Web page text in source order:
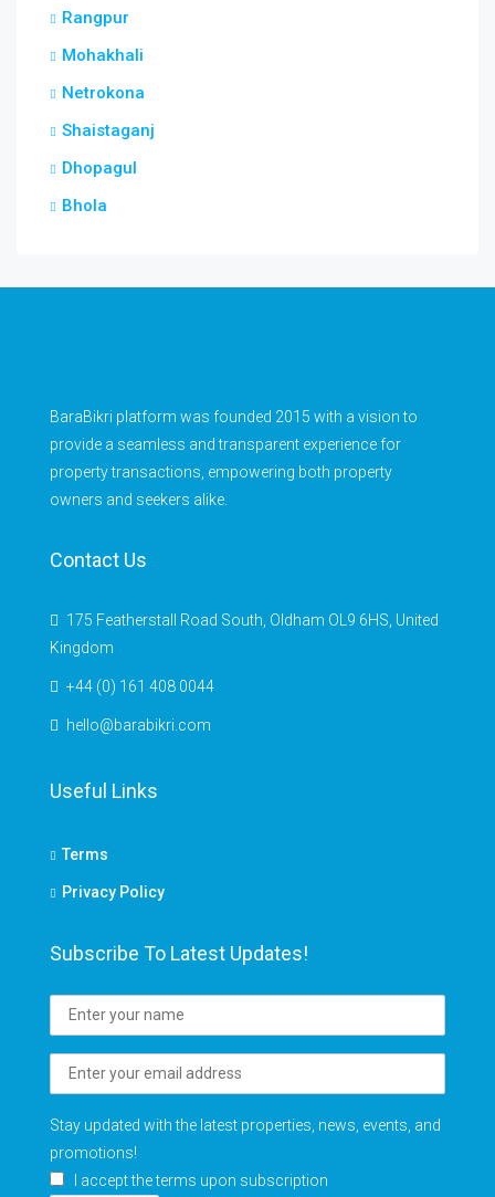
Rangpur
Mohakhali
Netrokona
Shaistaganj
Dhopagul
Bhola
BaraBikri platform was founded 2015 with a vision to
provide a seamless and transparent experience for
property transactions, empowering both property
owners and seekers alike.
Contact Us
175 Featherstall Road South, Oldham OL9 6HS, United
Kingdom
+44 (0) 161 408 0044
hello@barabikri.com
Useful Links
Terms
Privacy Policy
Subscribe To Latest Updates!
Stay updated with the latest properties, news, events, and
promotions!
I accept the terms upon subscription